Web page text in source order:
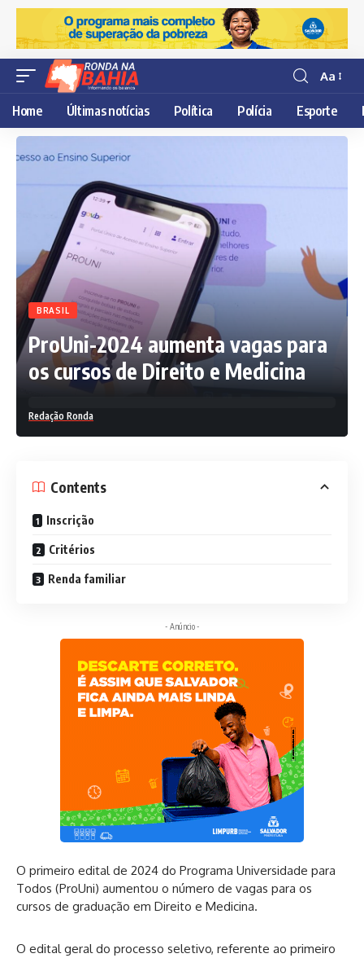
Resisor
de
fonte
Aa
Home Últimas notícias Política Polícia Esporte
BRASIL
ProUni-2024 aumenta vagas para
os cursos de Direito e Medicina
Redação Ronda
Contents
Inscrição
Critérios
Renda familiar
- Anúncio -
O primeiro edital de 2024 do Programa Universidade para
Todos (ProUni) aumentou o número de vagas para os
cursos de graduação em Direito e Medicina.
O edital geral do processo seletivo, referente ao primeiro